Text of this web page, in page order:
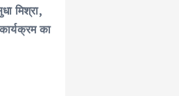
मिश्रा,
का